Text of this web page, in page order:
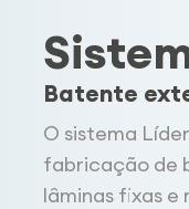
Batente
O sistema
fabricação de
lâminas fixas e